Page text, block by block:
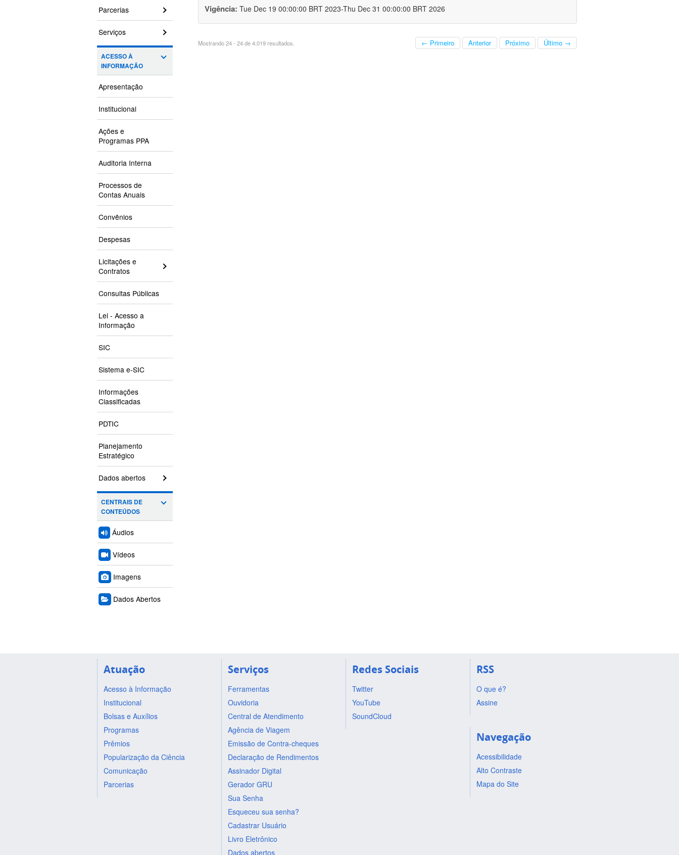
Parcerias
Serviços
ACESSO À
INFORMAÇÃO
Apresentação
Institucional
Ações e
Programas PPA
Auditoria Interna
Processos de
Contas Anuais
Convênios
Despesas
Licitações e
Contratos
Consultas Públicas
Lei - Acesso a
Informação
SIC
Sistema e-SIC
Informações
Classificadas
PDTIC
Planejamento
Estratégico
Dados abertos
CENTRAIS DE
CONTEÚDOS
Áudios
Vídeos
Imagens
Dados Abertos
Vigência: Tue Dec 19 00:00:00 BRT 2023-Thu Dec 31 00:00:00 BRT 2026
Mostrando 24 - 24 de 4.019 resultados. ← Primeiro Anterior Próximo Último →
Atuação
Acesso à Informação
Institucional
Bolsas e Auxílios
Programas
Prêmios
Popularização da Ciência
Comunicação
Parcerias
Serviços
Ferramentas
Ouvidoria
Central de Atendimento
Agência de Viagem
Emissão de Contra-cheques
Declaração de Rendimentos
Assinador Digital
Gerador GRU
Sua Senha
Esqueceu sua senha?
Cadastrar Usuário
Livro Eletrônico
Dados abertos
Redes Sociais
Twitter
YouTube
SoundCloud
RSS
O que é?
Assine
Navegação
Acessibilidade
Alto Contraste
Mapa do Site